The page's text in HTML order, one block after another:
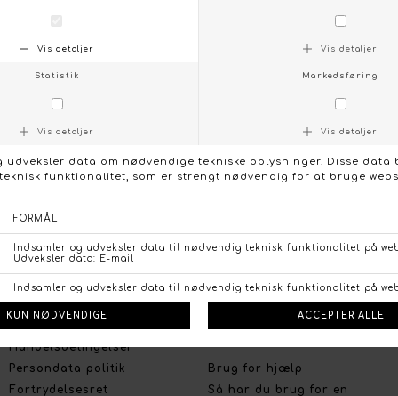
INSTAGRAM
Social
Facebook
Instagram
Handelsbetingelser
Persondata politik
Fortrydelsesret
Om Boutique Dorthe
bredt udvalg, de nyeste
prisvenligt niveau uden at
gå på kompromis med
Brug for hjælp
Så har du brug for en